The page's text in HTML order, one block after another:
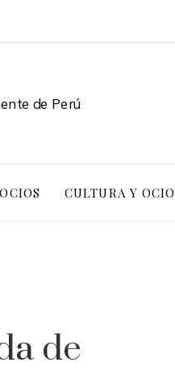
CULTURA Y OCIO
de